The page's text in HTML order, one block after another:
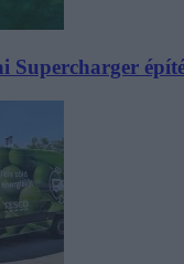
Supercharger